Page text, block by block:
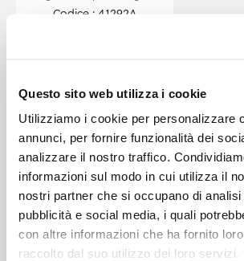
Questo sito web utilizza i cookie
Utilizziamo i cookie per personalizzare
annunci, per fornire funzionalità dei
analizzare il nostro traffico.
informazioni sul modo in cui utilizza il
nostri partner che si occupano di analisi
pubblicità e social media, i quali
con altre informazioni che ha fornito
raccolto dal suo utilizzo dei loro servizi.
Codice : 41292A
portafoglio e
passante di
chiusura